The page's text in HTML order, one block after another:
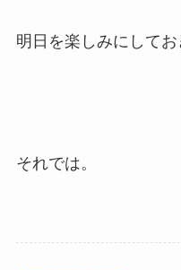
明日を楽しみにしてお
それでは。